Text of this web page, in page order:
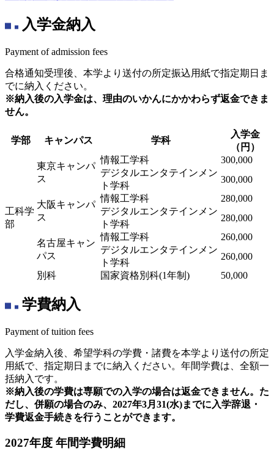
入学金納入
Payment of admission fees
合格通知受理後、本学より送付の所定振込用紙で指定期日ま
でに納入ください。
※納入後の入学金は、理由のいかんにかかわらず返金できま
せん。
学部 キャンパス 学科
入学金
（円）
工科学
部
東京キャンパ
ス
情報工学科
300,000
デジタルエンタテインメン
ト学科
300,000
大阪キャンパ
ス
情報工学科
280,000
デジタルエンタテインメン
ト学科
280,000
名古屋キャン
パス
情報工学科
260,000
デジタルエンタテインメン
ト学科
260,000
別科
国家資格別科(1年制) 50,000
学費納入
Payment of tuition fees
入学金納入後、希望学科の学費・諸費を本学より送付の所定
用紙で、指定期日までに納入ください。年間学費は、全額一
括納入です。
※納入後の学費は専願での入学の場合は返金できません。た
だし、併願の場合のみ、2027年3月31(水)までに入学辞退・
学費返金手続きを行うことができます。
2027年度 年間学費明細